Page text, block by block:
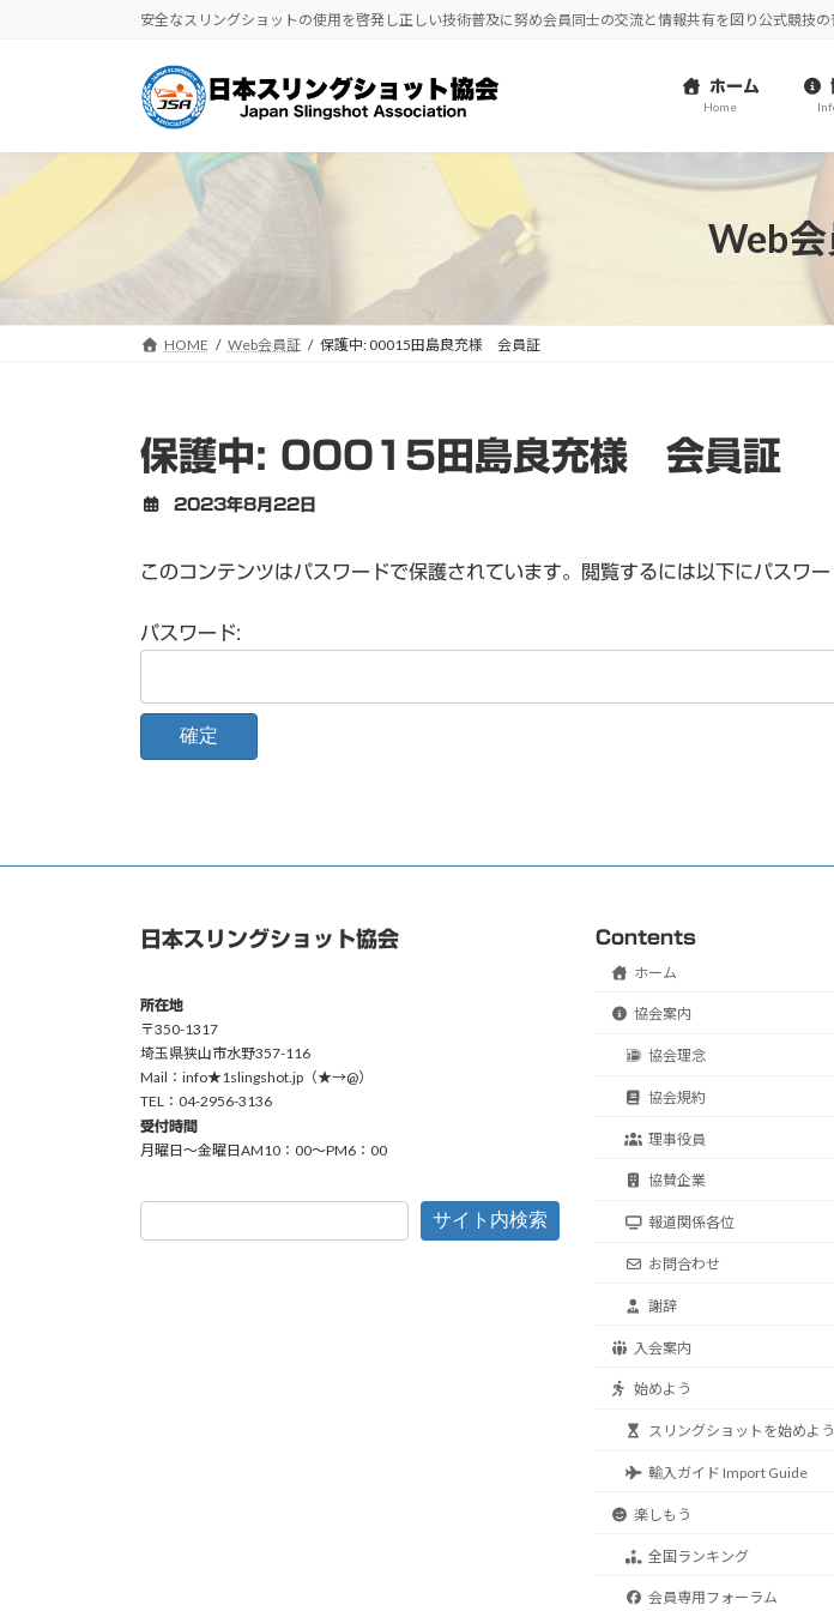
へ
ス
プ
ョ
ン
動
安全なスリングショットの使用を啓発し正しい技術普及に努め会員同士の交流と情報共有を図り公式競技
ホーム
Home
Web
HOME Web会員証 保護中: 00015田島良充様 会員証
保護中: 00015田島良充様 会員証
2023年8月22日
このコンテンツはパスワードで保護されています。閲覧するには以下にパスワー
パスワード:
日本スリングショット協会
所在地
〒350-1317
埼玉県狭山市水野357-116
Mail：info★1slingshot.jp（★→@）
TEL：04-2956-3136
受付時間
月曜日〜金曜日AM10：00〜PM6：00
サイト内検索
Contents
ホーム
協会案内
協会理念
協会規約
理事役員
協賛企業
報道関係各位
お問合わせ
謝辞
入会案内
始めよう
スリングショットを始めよう
輸入ガイド Import Guide
楽しもう
全国ランキング
会員専用フォーラム